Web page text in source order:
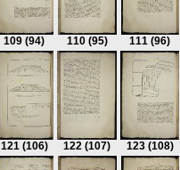
109 (94) 110 (95) 111 (96)
121 (106) 122 (107) 123 (108)